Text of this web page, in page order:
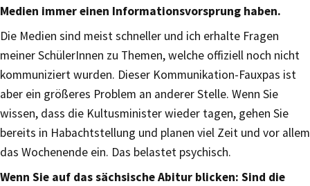
Medien immer einen Informationsvorsprung haben.
Die Medien sind meist schneller und ich erhalte Fragen
meiner SchülerInnen zu Themen, welche offiziell noch nicht
kommuniziert wurden. Dieser Kommunikation-Fauxpas ist
aber ein größeres Problem an anderer Stelle. Wenn Sie
wissen, dass die Kultusminister wieder tagen, gehen Sie
bereits in Habachtstellung und planen viel Zeit und vor allem
das Wochenende ein. Das belastet psychisch.
Wenn Sie auf das sächsische Abitur blicken: Sind die